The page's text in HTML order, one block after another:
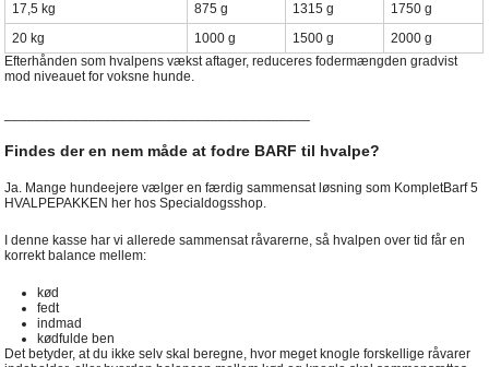
17,5 kg
875 g 1315 g
1750 g
20 kg
1000 g 1500 g
2000 g
Efterhånden som hvalpens vækst aftager, reduceres fodermængden gradvist
mod niveauet for voksne hunde.
Findes der en nem måde at fodre BARF til hvalpe?
Ja. Mange hundeejere vælger en færdig sammensat løsning som KompletBarf 5
HVALPEPAKKEN her hos Specialdogsshop.
I denne kasse har vi allerede sammensat råvarerne, så hvalpen over tid får en
korrekt balance mellem:
kød
fedt
indmad
kødfulde ben
Det betyder, at du ikke selv skal beregne, hvor meget knogle forskellige råvarer